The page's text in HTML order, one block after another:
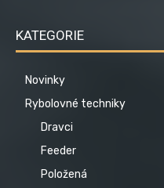
KATEGORIE
Novinky
Rybolovné techniky
Dravci
Feeder
Položená